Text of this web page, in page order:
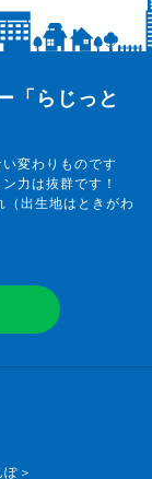
「らじっと
変わりものです
力は抜群です！
（出生地はときがわ
＞